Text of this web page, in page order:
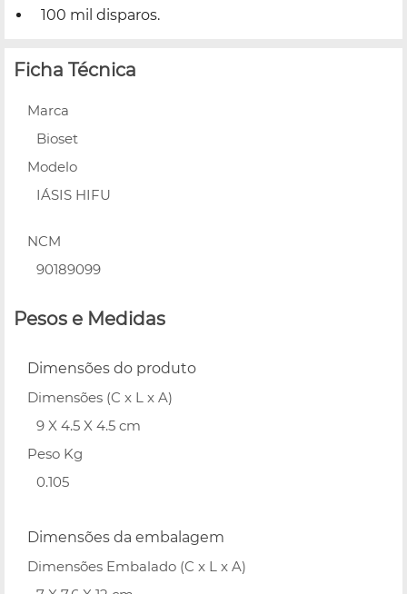
100 mil disparos.
Ficha Técnica
Marca
Bioset
Modelo
IÁSIS HIFU
NCM
90189099
Pesos e Medidas
Dimensões do produto
Dimensões (C x L x A)
9 X 4.5 X 4.5 cm
Peso Kg
0.105
Dimensões da embalagem
Dimensões Embalado (C x L x A)